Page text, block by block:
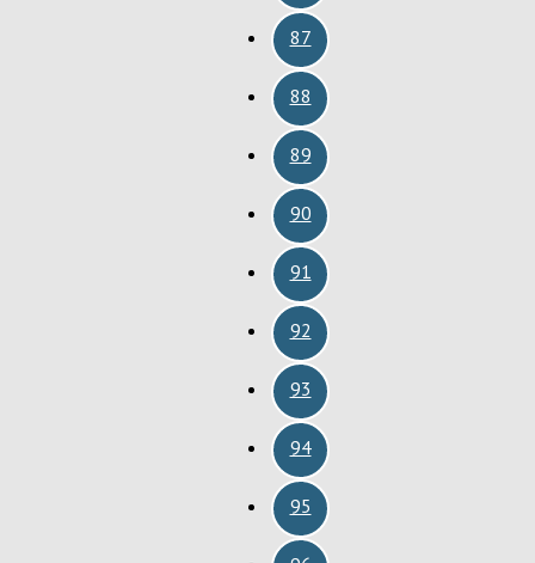
87
88
89
90
91
92
93
94
95